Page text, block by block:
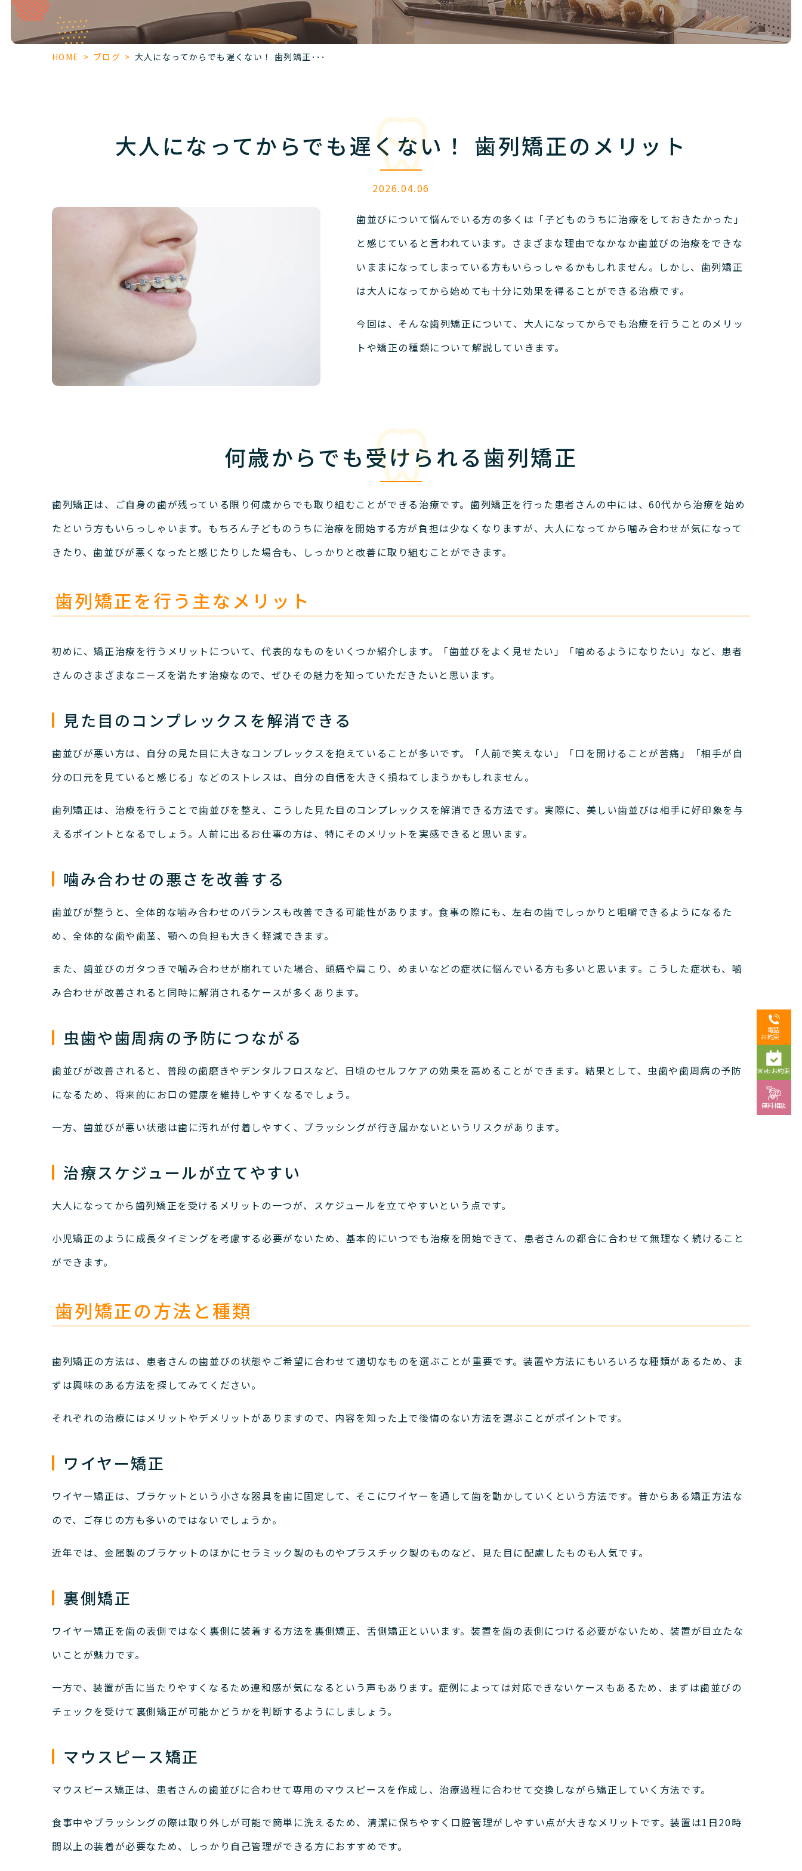
矯
正
の
メ
HOME > ブログ > 大人になってからでも遅くない！ 歯列矯正･･･
大人になってからでも遅くない！ 歯列矯正のメリット
2026.04.06
歯並びについて悩んでいる方の多くは「子どものうちに治療をしておきたかった」
と感じていると言われています。 さまざまな理由でなかなか歯並びの治療をできな
いままになってしまっている方もいらっしゃるかもしれません。 しかし、歯列矯正
は大人になってから始めても十分に効果を得ることができる治療です。
今回は、そんな歯列矯正について、大人になってからでも治療を行うことのメリッ
トや矯正の種類について解説していきます。
何歳からでも受けられる歯列矯正
歯列矯正は、ご自身の歯が残っている限り何歳からでも取り組むことができる治療です。 歯列矯正を行った患者さんの中には、60代から治療を始め
たという方もいらっしゃいます。 もちろん子どものうちに治療を開始する方が負担は少なくなりますが、大人になってから噛み合わせが気になって
きたり、歯並びが悪くなったと感じたりした場合も、しっかりと改善に取り組むことができます。
歯列矯正を行う主なメリット
初めに、矯正治療を行うメリットについて、代表的なものをいくつか紹介します。
「歯並びをよく見せたい」「噛めるようになりたい」など、患者
さんのさまざまなニーズを満たす治療なので、ぜひその魅力を知っていただきたいと思います。
見た目のコンプレックスを解消できる
歯並びが悪い方は、自分の見た目に大きなコンプレックスを抱えていることが多いです。
「人前で笑えない」「口を開けることが苦痛」「相手が自
分の口元を見ていると感じる」などのストレスは、自分の自信を大きく損ねてしまうかもしれません。
歯列矯正は、治療を行うことで歯並びを整え、こうした見た目のコンプレックスを解消できる方法です。 実際に、美しい歯並びは相手に好印象を与
えるポイントとなるでしょう。 人前に出るお仕事の方は、特にそのメリットを実感できると思います。
噛み合わせの悪さを改善する
歯並びが整うと、全体的な噛み合わせのバランスも改善できる可能性があります。食事の際にも、左右の歯でしっかりと咀嚼できるようになるた
め、全体的な歯や歯茎、顎への負担も大きく軽減できます。
また、歯並びのガタつきで噛み合わせが崩れていた場合、頭痛や肩こり、めまいなどの症状に悩んでいる方も多いと思います。 こうした症状も、噛
み合わせが改善されると同時に解消されるケースが多くあります。
虫歯や歯周病の予防につながる
歯並びが改善されると、普段の歯磨きやデンタルフロスなど、日頃のセルフケアの効果を高めることができます。 結果として、虫歯や歯周病の予防
になるため、将来的にお口の健康を維持しやすくなるでしょう。
一方、歯並びが悪い状態は歯に汚れが付着しやすく、ブラッシングが行き届かないというリスクがあります。
治療スケジュールが立てやすい
大人になってから歯列矯正を受けるメリットの一つが、スケジュールを立てやすいという点です。
小児矯正のように成長タイミングを考慮する必要がないため、基本的にいつでも治療を開始できて、患者さんの都合に合わせて無理なく続けること
ができます。
歯列矯正の方法と種類
歯列矯正の方法は、患者さんの歯並びの状態やご希望に合わせて適切なものを選ぶことが重要です。 装置や方法にもいろいろな種類があるため、ま
ずは興味のある方法を探してみてください。
それぞれの治療にはメリットやデメリットがありますので、内容を知った上で後悔のない方法を選ぶことがポイントです。
ワイヤー矯正
ワイヤー矯正は、ブラケットという小さな器具を歯に固定して、そこにワイヤーを通して歯を動かしていくという方法です。 昔からある矯正方法な
ので、ご存じの方も多いのではないでしょうか。
近年では、金属製のブラケットのほかにセラミック製のものやプラスチック製のものなど、見た目に配慮したものも人気です。
裏側矯正
ワイヤー矯正を歯の表側ではなく裏側に装着する方法を裏側矯正、舌側矯正といいます。 装置を歯の表側につける必要がないため、装置が目立たな
いことが魅力です。
一方で、装置が舌に当たりやすくなるため違和感が気になるという声もあります。症例によっては対応できないケースもあるため、まずは歯並びの
チェックを受けて裏側矯正が可能かどうかを判断するようにしましょう。
マウスピース矯正
マウスピース矯正は、患者さんの歯並びに合わせて専用のマウスピースを作成し、治療過程に合わせて交換しながら矯正していく方法です。
食事中やブラッシングの際は取り外しが可能で簡単に洗えるため、清潔に保ちやすく口腔管理がしやすい点が大きなメリットです。装置は1日20時
間以上の装着が必要なため、しっかり自己管理ができる方におすすめです。
電話
お約束
Webお約束
無料相談